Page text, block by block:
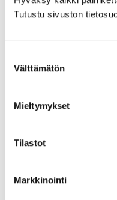
Tutustu sivuston
valinta
Välttämätön
Mieltymykset
Tilastot
Markkinointi